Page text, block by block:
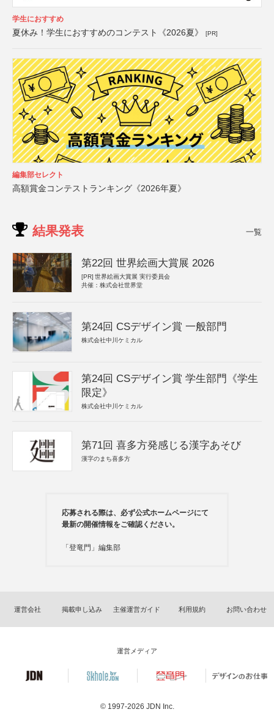
学生におすすめ
夏休み！学生におすすめのコンテスト《2026夏》 [PR]
編集部セレクト
高額賞金コンテストランキング《2026年夏》
結果発表 一覧
第22回 世界絵画大賞展 2026
[PR] 世界絵画大賞展 実行委員会
共催：株式会社世界堂
第24回 CSデザイン賞 一般部門
株式会社中川ケミカル
第24回 CSデザイン賞 学生部門《学生
限定》
株式会社中川ケミカル
第71回 喜多方発感じる漢字あそび
漢字のまち喜多方
応募される際は、必ず公式ホームページにて
最新の開催情報をご確認ください。
「登竜門」編集部
運営会社 掲載申し込み 主催運営ガイド 利用規約 お問い合わせ
運営メディア
© 1997-2026 JDN Inc.